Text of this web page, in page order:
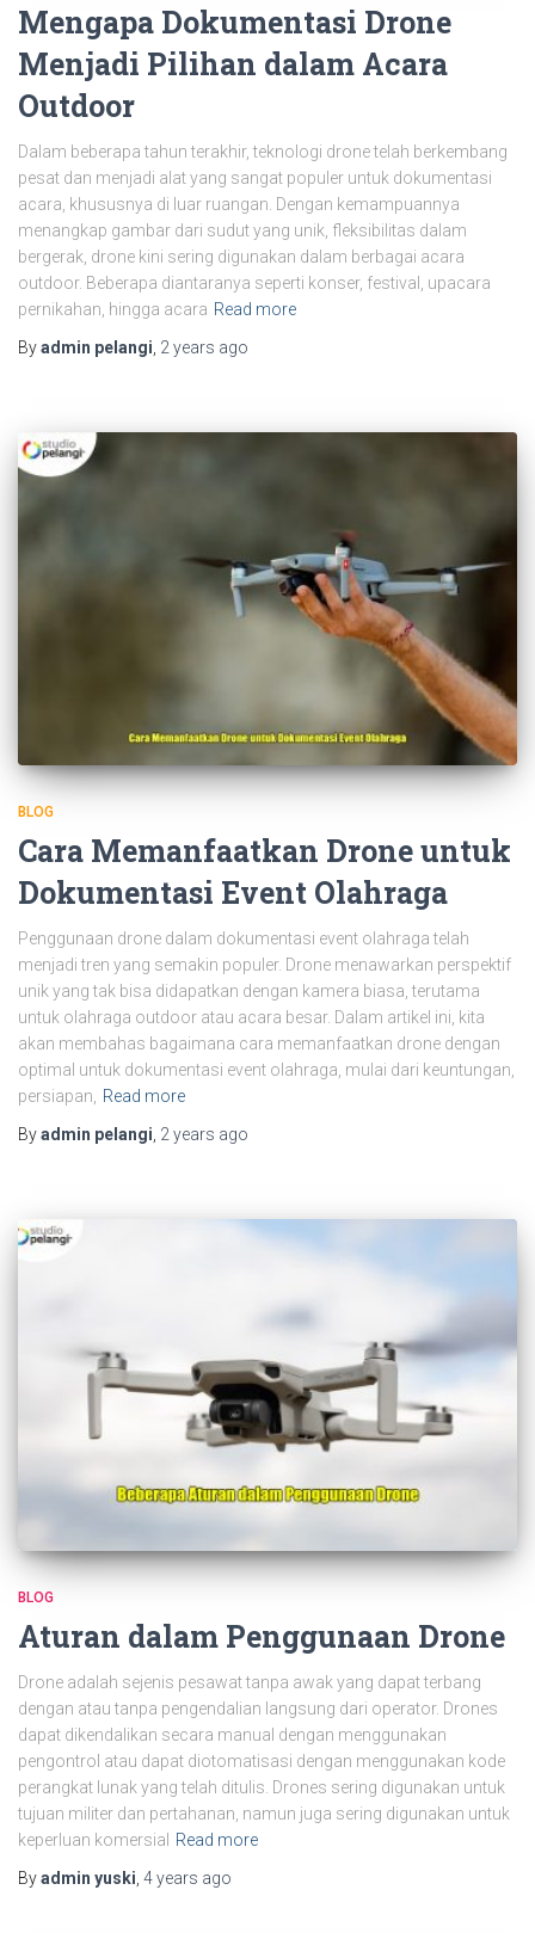
Mengapa Dokumentasi Drone
Menjadi Pilihan dalam Acara
Outdoor
Dalam beberapa tahun terakhir, teknologi drone telah berkembang
pesat dan menjadi alat yang sangat populer untuk dokumentasi
acara, khususnya di luar ruangan. Dengan kemampuannya
menangkap gambar dari sudut yang unik, fleksibilitas dalam
bergerak, drone kini sering digunakan dalam berbagai acara
outdoor. Beberapa diantaranya seperti konser, festival, upacara
pernikahan, hingga acara Read more
Byadmin pelangi 2 years ago
BLOG
Cara Memanfaatkan Drone untuk
Dokumentasi Event Olahraga
Penggunaan drone dalam dokumentasi event olahraga telah
menjadi tren yang semakin populer. Drone menawarkan perspektif
unik yang tak bisa didapatkan dengan kamera biasa, terutama
untuk olahraga outdoor atau acara besar. Dalam artikel ini, kita
akan membahas bagaimana cara memanfaatkan drone dengan
optimal untuk dokumentasi event olahraga, mulai dari keuntungan,
persiapan,
Read more
Byadmin pelangi 2 years ago
BLOG
Aturan dalam Penggunaan Drone
Drone adalah sejenis pesawat tanpa awak yang dapat terbang
dengan atau tanpa pengendalian langsung dari operator. Drones
dapat dikendalikan secara manual dengan menggunakan
pengontrol atau dapat diotomatisasi dengan menggunakan kode
perangkat lunak yang telah ditulis. Drones sering digunakan untuk
tujuan militer dan pertahanan, namun juga sering digunakan untuk
keperluan komersial
Read more
Byadmin yuski, 4 years ago